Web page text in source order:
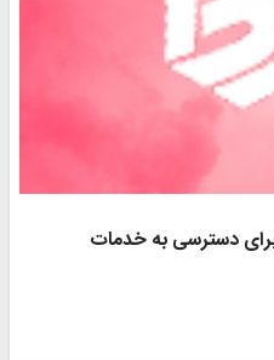
دسترسی به خدمات